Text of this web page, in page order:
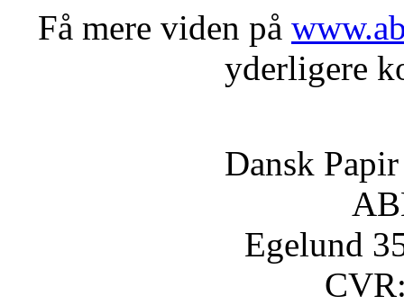
Få mere viden på
yderligere
Dansk
Egelund